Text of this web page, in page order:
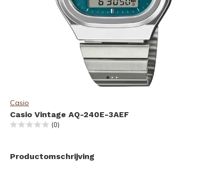
Casio
Casio Vintage AQ-240E-3AEF
(0)
Productomschrijving